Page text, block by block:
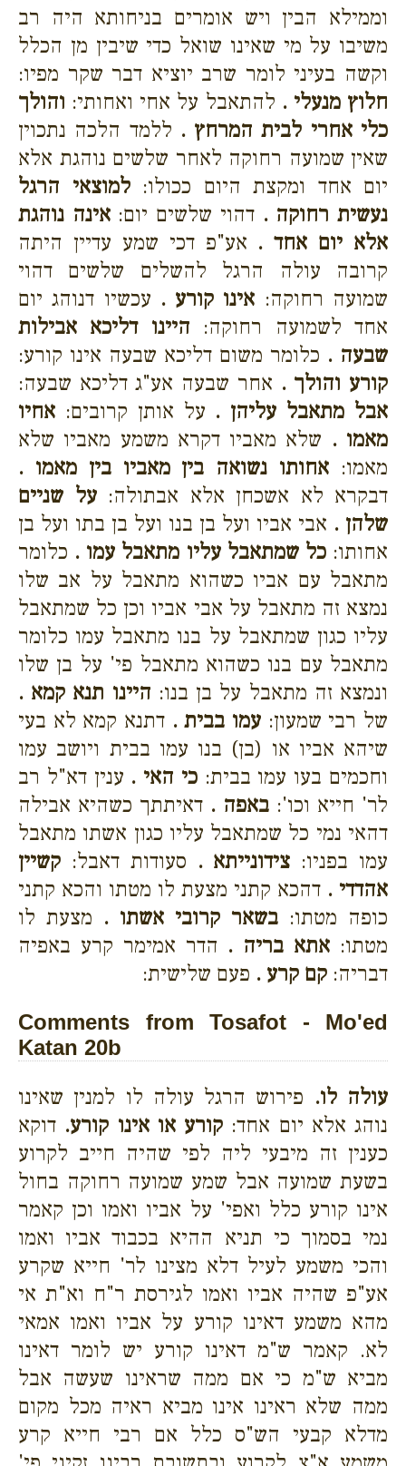
וממילא הבין ויש אומרים בניחותא היה רב
משיבו על מי שאינו שואל כדי שיבין מן הכלל
וקשה בעיני לומר שרב יוציא דבר שקר מפיו:
חלוץ מנעלי . להתאבל על אחי ואחותי: והולך
כלי אחרי לבית המרחץ . ללמד הלכה נתכוין
שאין שמועה רחוקה לאחר שלשים נוהגת אלא
יום אחד ומקצת היום ככולו:למוצאי הרגל
נעשית רחוקה . דהוי שלשים יום:אינה נוהגת
אלא יום אחד . אע"פ דכי שמע עדיין היתה
קרובה עולה הרגל להשלים שלשים דהוי
שמועה רחוקה: אינו קורע . עכשיו דנוהג יום
אחד לשמועה רחוקה: היינו דליכא אבילות
שבעה . כלומר משום דליכא שבעה אינו קורע:
קורע והולך . אחר שבעה אע"ג דליכא שבעה:
אבל מתאבל עליהן . על אותן קרובים: אחיו
מאמו . שלא מאביו דקרא משמע מאביו שלא
מאמו: אחותו נשואה בין מאביו בין מאמו .
דבקרא לא אשכחן אלא אבתולה:על שניים
שלהן . אבי אביו ועל בן בנו ועל בן בתו ועל בן
אחותו:כל שמתאבל עליו מתאבל עמו . כלומר
מתאבל עם אביו כשהוא מתאבל על אב שלו
נמצא זה מתאבל על אבי אביו וכן כל שמתאבל
עליו כגון שמתאבל על בנו מתאבל עמו כלומר
מתאבל עם בנו כשהוא מתאבל פי' על בן שלו
ונמצא זה מתאבל על בן בנו: היינו תנא קמא .
של רבי שמעון: עמו בבית . דתנא קמא לא בעי
שיהא אביו או (בן) בנו עמו בבית ויושב עמו
וחכמים בעו עמו בבית:כי האי . ענין דא"ל רב
לר' חייא וכו': באפה . דאיתתך כשהיא אבילה
דהאי נמי כל שמתאבל עליו כגון אשתו מתאבל
עמו בפניו: צידונייתא . סעודות דאבל: קשיין
אהדדי . דהכא קתני מצעת לו מטתו והכא קתני
כופה מטתו: בשאר קרובי אשתו . מצעת לו
מטתו: אתא בריה . הדר אמימר קרע באפיה
דבריה: קם קרע . פעם שלישית:
Comments from Tosafot - Mo'ed
Katan 20b
עולה לו. פירוש הרגל עולה לו למנין שאינו
נוהג אלא יום אחד: קורע או אינו קורע. דוקא
כענין זה מיבעי ליה לפי שהיה חייב לקרוע
בשעת שמועה אבל שמע שמועה רחוקה בחול
אינו קורע כלל ואפי' על אביו ואמו וכן קאמר
נמי בסמוך כי תניא ההיא בכבוד אביו ואמו
והכי משמע לעיל דלא מצינו לר' חייא שקרע
אע"פ שהיה אביו ואמו לגירסת ר"ח וא"ת אי
מהא משמע דאינו קורע על אביו ואמו אמאי
לא. קאמר ש"מ דאינו קורע יש לומר דאינו
מביא ש"מ כי אם ממה שראינו שעשה אבל
ממה שלא ראינו אינו מביא ראיה מכל מקום
מדלא קבעי הש"ס כלל אם רבי חייא קרע